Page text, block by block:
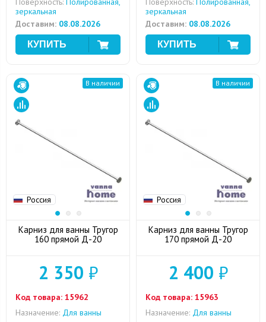
зеркальная
Доставим: 08.08.2026
зеркальная
Доставим: 08.08.2026
Россия
В наличии
Карниз для ванны Тругор
160 прямой Д-20
2 350 ₽
Код товара: 15962
Назначение: Для ванны
Россия
В наличии
Карниз для ванны Тругор
170 прямой Д-20
2 400 ₽
Код товара: 15963
Назначение: Для ванны